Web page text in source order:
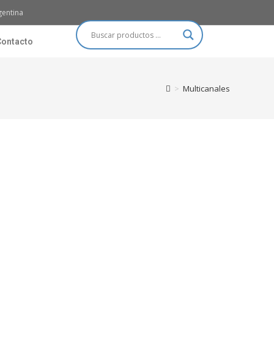
> Multicanales